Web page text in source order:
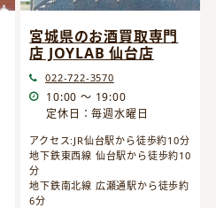
宮城県のお酒買取専門
店 JOYLAB 仙台店
022-722-3570
10:00 ～ 19:00
定休日：毎週水曜日
アクセス:JR仙台駅から徒歩約10分
地下鉄東西線 仙台駅から徒歩約10
分
地下鉄南北線 広瀬通駅から徒歩約
6分